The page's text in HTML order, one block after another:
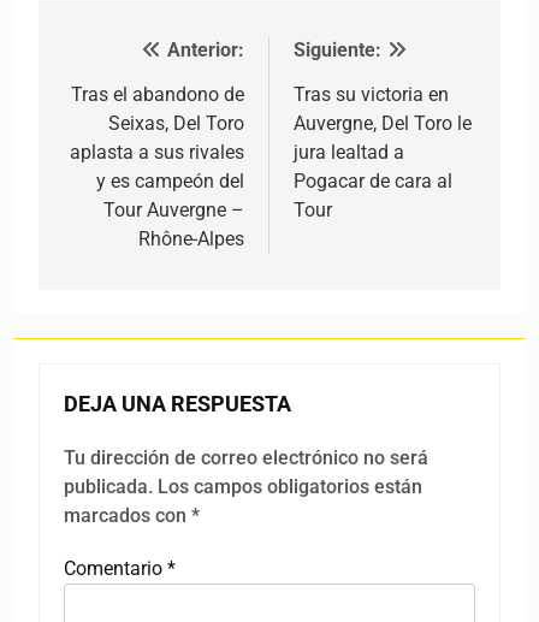
Navegación de entradas
Anterior:
Tras el abandono de
Seixas, Del Toro
aplasta a sus rivales
y es campeón del
Tour Auvergne –
Rhône-Alpes
Siguiente:
Tras su victoria en
Auvergne, Del Toro le
jura lealtad a
Pogacar de cara al
Tour
DEJA UNA RESPUESTA
Tu dirección de correo electrónico no será
publicada. Los campos obligatorios están
marcados con *
Comentario *